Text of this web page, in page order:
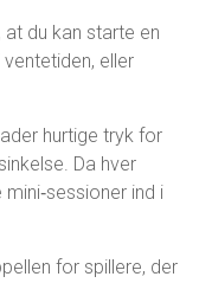
du kan starte en
eller
hurtige tryk for
Da hver
ind i
for spillere, der